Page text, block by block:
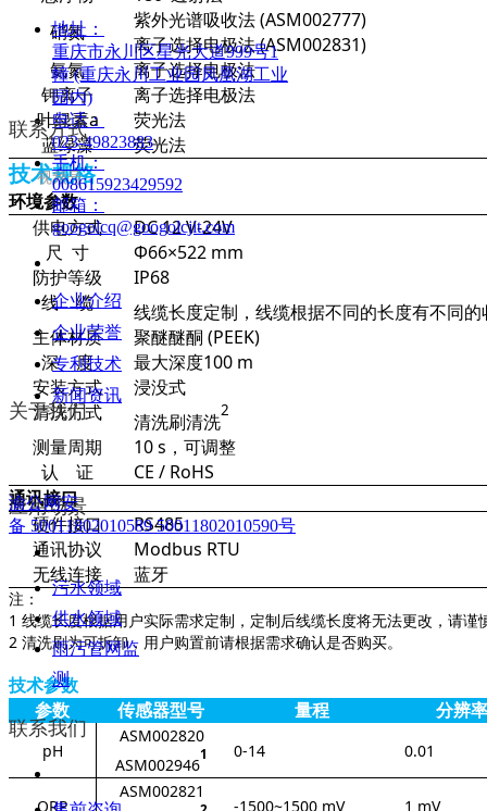
硝氮
紫外光谱吸收法 (ASM002777)
离子选择电极法 (ASM002831)
氨氮
离子选择电极法
钾离子
离子选择电极法
叶绿素a
荧光法
蓝绿藻
荧光法
技术规格
环境参数
供电方式
DC 12 V-24V
尺 寸
Φ66×522 mm
防护等级
IP68
线 缆
线缆长度定制，线缆根据不同的长度有不同的
主体材质
聚醚醚酮 (PEEK)
深 度
最大深度100 m
安装方式
浸没式
清洗方式
清洗刷清洗2
测量周期
10 s，可调整
认 证
CE / RoHS
通讯接口
硬件接口
RS485
通讯协议
Modbus RTU
无线连接
蓝牙
注：
1 线缆长度根据用户实际需求定制，定制后线缆长度将无法更改，请
2 清洗刷为可拆卸，用户购置前请根据需求确认是否购买。
技术参数
参数
传感器型号 量程 分辨率
pH
ASM002820
ASM002946
1 0-14 0.01
ORP
ASM002821
-1500~1500 mV
1 mV
视频号
地址：
重庆市永川区星光大道999号1
幢 (重庆永川工业园凤凰湖工业
园内)
电话：
023-49823883
手机：
008615923429592
邮箱：
googolcq@googolcjit.com
联系方式
企业介绍
企业荣誉
专利技术
新闻资讯
关于我们
应用场景
污水领域
供水领域
雨污管网监
测
联系我们
渝公网安
备 50011802010589 50011802010590号